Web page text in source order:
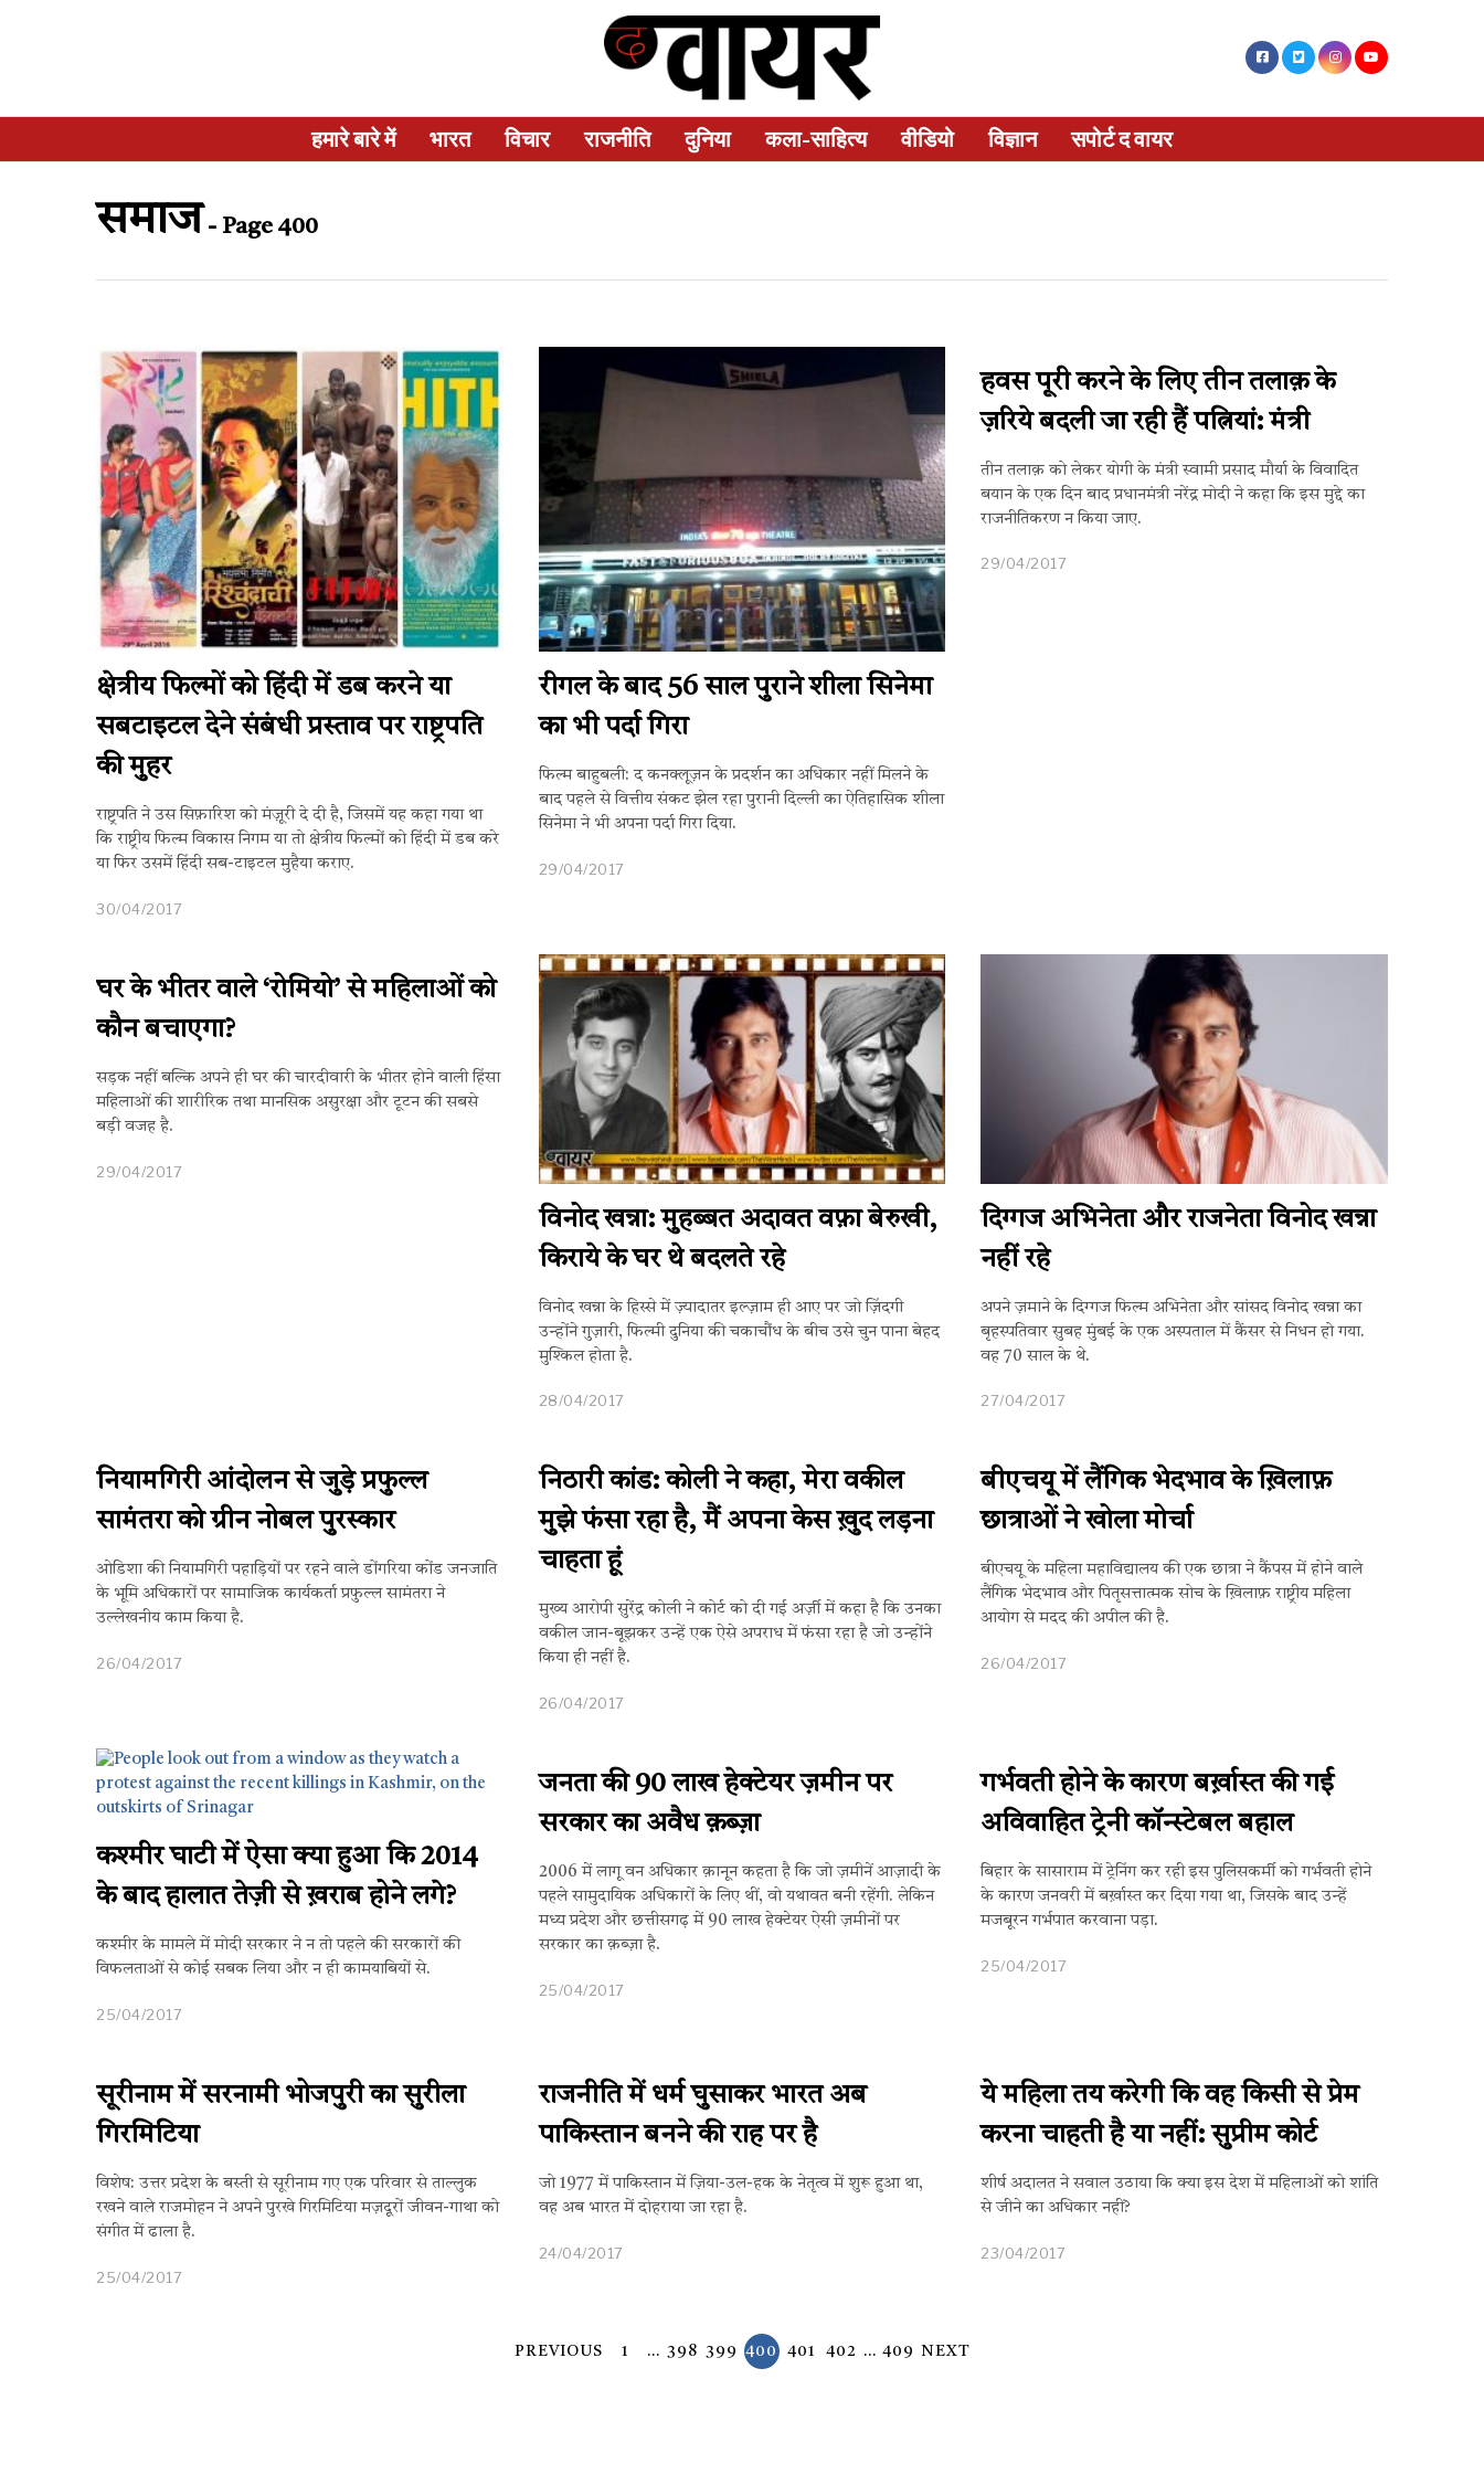
हमारे बारे में भारत विचार राजनीति दुनिया कला-साहित्य वीडियो विज्ञान सपोर्ट द वायर
समाज - Page 400
क्षेत्रीय फिल्मों को हिंदी में डब करने या
सबटाइटल देने संबंधी प्रस्ताव पर राष्ट्रपति
की मुहर
राष्ट्रपति ने उस सिफ़ारिश को मंज़ूरी दे दी है, जिसमें यह कहा गया था
कि राष्ट्रीय फिल्म विकास निगम या तो क्षेत्रीय फिल्मों को हिंदी में डब करे
या फिर उसमें हिंदी सब-टाइटल मुहैया कराए.
30/04/2017
रीगल के बाद 56 साल पुराने शीला सिनेमा
का भी पर्दा गिरा
फिल्म बाहुबली: द कनक्लूज़न के प्रदर्शन का अधिकार नहीं मिलने के
बाद पहले से वित्तीय संकट झेल रहा पुरानी दिल्ली का ऐतिहासिक शीला
सिनेमा ने भी अपना पर्दा गिरा दिया.
29/04/2017
हवस पूरी करने के लिए तीन तलाक़ के
ज़रिये बदली जा रही हैं पत्नियां: मंत्री
तीन तलाक़ को लेकर योगी के मंत्री स्वामी प्रसाद मौर्या के विवादित
बयान के एक दिन बाद प्रधानमंत्री नरेंद्र मोदी ने कहा कि इस मुद्दे का
राजनीतिकरण न किया जाए.
29/04/2017
घर के भीतर वाले ‘रोमियो’ से महिलाओं को
कौन बचाएगा?
सड़क नहीं बल्कि अपने ही घर की चारदीवारी के भीतर होने वाली हिंसा
महिलाओं की शारीरिक तथा मानसिक असुरक्षा और टूटन की सबसे
बड़ी वजह है.
29/04/2017
विनोद खन्ना: मुहब्बत अदावत वफ़ा बेरुखी,
किराये के घर थे बदलते रहे
विनोद खन्ना के हिस्से में ज़्यादातर इल्ज़ाम ही आए पर जो ज़िंदगी
उन्होंने गुज़ारी, फिल्मी दुनिया की चकाचौंध के बीच उसे चुन पाना बेहद
मुश्किल होता है.
28/04/2017
दिग्गज अभिनेता और राजनेता विनोद खन्ना
नहीं रहे
अपने ज़माने के दिग्गज फिल्म अभिनेता और सांसद विनोद खन्ना का
बृहस्पतिवार सुबह मुंबई के एक अस्पताल में कैंसर से निधन हो गया.
वह 70 साल के थे.
27/04/2017
नियामगिरी आंदोलन से जुड़े प्रफुल्ल
सामंतरा को ग्रीन नोबल पुरस्कार
ओडिशा की नियामगिरी पहाड़ियों पर रहने वाले डोंगरिया कोंड जनजाति
के भूमि अधिकारों पर सामाजिक कार्यकर्ता प्रफुल्ल सामंतरा ने
उल्लेखनीय काम किया है.
26/04/2017
निठारी कांड: कोली ने कहा, मेरा वकील
मुझे फंसा रहा है, मैं अपना केस ख़ुद लड़ना
चाहता हूं
मुख्य आरोपी सुरेंद्र कोली ने कोर्ट को दी गई अर्ज़ी में कहा है कि उनका
वकील जान-बूझकर उन्हें एक ऐसे अपराध में फंसा रहा है जो उन्होंने
किया ही नहीं है.
26/04/2017
बीएचयू में लैंगिक भेदभाव के ख़िलाफ़
छात्राओं ने खोला मोर्चा
बीएचयू के महिला महाविद्यालय की एक छात्रा ने कैंपस में होने वाले
लैंगिक भेदभाव और पितृसत्तात्मक सोच के ख़िलाफ़ राष्ट्रीय महिला
आयोग से मदद की अपील की है.
26/04/2017
कश्मीर घाटी में ऐसा क्या हुआ कि 2014
के बाद हालात तेज़ी से ख़राब होने लगे?
कश्मीर के मामले में मोदी सरकार ने न तो पहले की सरकारों की
विफलताओं से कोई सबक लिया और न ही कामयाबियों से.
25/04/2017
जनता की 90 लाख हेक्टेयर ज़मीन पर
सरकार का अवैध क़ब्ज़ा
2006 में लागू वन अधिकार क़ानून कहता है कि जो ज़मीनें आज़ादी के
पहले सामुदायिक अधिकारों के लिए थीं, वो यथावत बनी रहेंगी. लेकिन
मध्य प्रदेश और छत्तीसगढ़ में 90 लाख हेक्टेयर ऐसी ज़मीनों पर
सरकार का क़ब्ज़ा है.
25/04/2017
गर्भवती होने के कारण बर्ख़ास्त की गई
अविवाहित ट्रेनी कॉन्स्टेबल बहाल
बिहार के सासाराम में ट्रेनिंग कर रही इस पुलिसकर्मी को गर्भवती होने
के कारण जनवरी में बर्ख़ास्त कर दिया गया था, जिसके बाद उन्हें
मजबूरन गर्भपात करवाना पड़ा.
25/04/2017
सूरीनाम में सरनामी भोजपुरी का सुरीला
गिरमिटिया
विशेष: उत्तर प्रदेश के बस्ती से सूरीनाम गए एक परिवार से ताल्लुक
रखने वाले राजमोहन ने अपने पुरखे गिरमिटिया मज़दूरों जीवन-गाथा को
संगीत में ढाला है.
25/04/2017
राजनीति में धर्म घुसाकर भारत अब
पाकिस्तान बनने की राह पर है
जो 1977 में पाकिस्तान में ज़िया-उल-हक के नेतृत्‍व में शुरू हुआ था,
वह अब भारत में दोहराया जा रहा है.
24/04/2017
ये महिला तय करेगी कि वह किसी से प्रेम
करना चाहती है या नहीं: सुप्रीम कोर्ट
शीर्ष अदालत ने सवाल उठाया कि क्या इस देश में महिलाओं को शांति
से जीने का अधिकार नहीं?
23/04/2017
PREVIOUS 1 … 398 399 400 401 402 … 409 NEXT